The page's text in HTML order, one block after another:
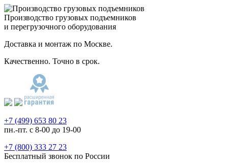
Производство грузовых подъемников
и перегрузочного оборудования
Доставка и монтаж по Москве.
Качественно. Точно в срок.
+7 (499) 653 80 23
пн.-пт. с 8-00 до 19-00
+7 (800) 333 27 23
Бесплатный звонок по России